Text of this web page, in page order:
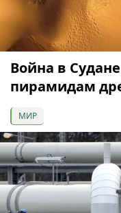
Война в
пирамидам
МИР